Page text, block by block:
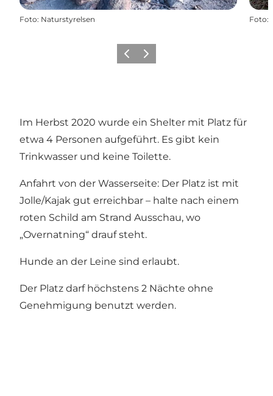
Foto: Naturstyrelsen Foto:
ZurückWeiter
Im Herbst 2020 wurde ein Shelter mit Platz für
etwa 4 Personen aufgeführt. Es gibt kein
Trinkwasser und keine Toilette.
Anfahrt von der Wasserseite: Der Platz ist mit
Jolle/Kajak gut erreichbar – halte nach einem
roten Schild am Strand Ausschau, wo
„Overnatning“ drauf steht.
Hunde an der Leine sind erlaubt.
Der Platz darf höchstens 2 Nächte ohne
Genehmigung benutzt werden.